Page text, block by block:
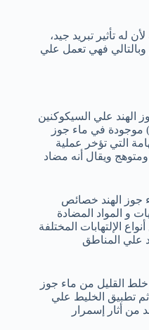
له تأثير تبريد جيد،
فهي تعمل علي
الهند علي السيكوكنين
موجودة في ماء جوز
التي تؤخر عملية
ويقال أنه مضاد
جوز الهند خصائص
و المواد المضادة
الإلتهابات المختلفة
علي المناطق
القليل من ماء جوز
تطبيق الخليط علي
من أثار إسمرار